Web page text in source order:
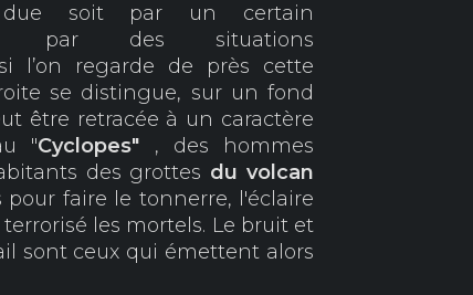
due soit par un certain
par des situations
l’on regarde de près cette
se distingue, sur un fond
être retracée à un caractère
"Cyclopes" , des hommes
des grottes du volcan
pour faire le tonnerre, l'éclaire
les mortels. Le bruit et
sont ceux qui émettent alors